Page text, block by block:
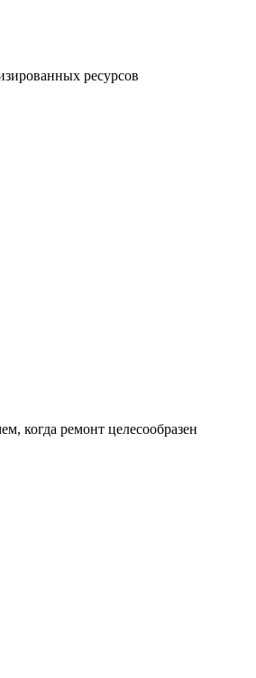
ресурсов
когда ремонт целесообразен